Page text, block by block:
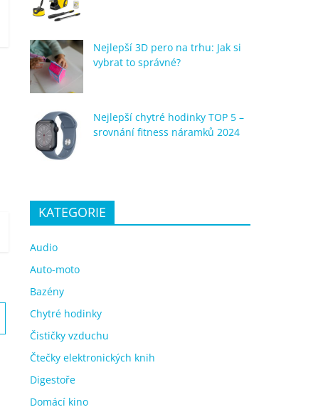
Nejlepší 3D pero na trhu: Jak si
vybrat to správné?
Nejlepší chytré hodinky TOP 5 –
srovnání fitness náramků 2024
KATEGORIE
Audio
Auto-moto
Bazény
Chytré hodinky
Čističky vzduchu
Čtečky elektronických knih
Digestoře
Domácí kino